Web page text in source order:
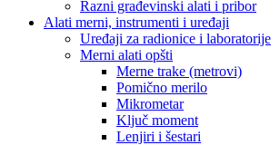
Razni građevinski alati i pribor
Alati merni, instrumenti i uređaji
Uređaji za radionice i laboratorije
Merni alati opšti
Merne trake (metrovi)
Pomično merilo
Mikrometar
Ključ moment
Lenjiri i šestari